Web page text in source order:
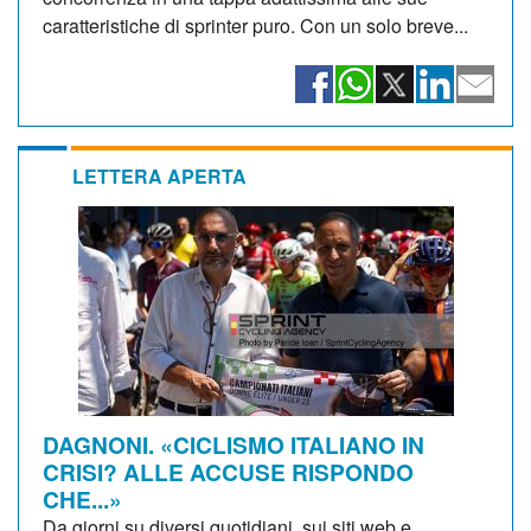
caratteristiche di sprinter puro. Con un solo breve...
LETTERA APERTA
DAGNONI. «CICLISMO ITALIANO IN
CRISI? ALLE ACCUSE RISPONDO
CHE...»